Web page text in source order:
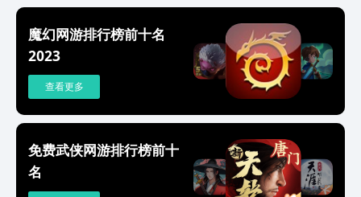
魔幻网游排行榜前十名
2023
查看更多
免费武侠网游排行榜前十
名